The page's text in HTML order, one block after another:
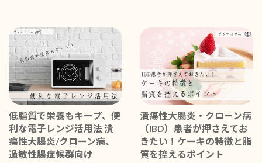
低脂質で栄養もキープ、便
利な電子レンジ活用法 潰
瘍性大腸炎/クローン病、
過敏性腸症候群向け
潰瘍性大腸炎・クローン病
（IBD）患者が押さえてお
きたい！ケーキの特徴と脂
質を控えるポイント